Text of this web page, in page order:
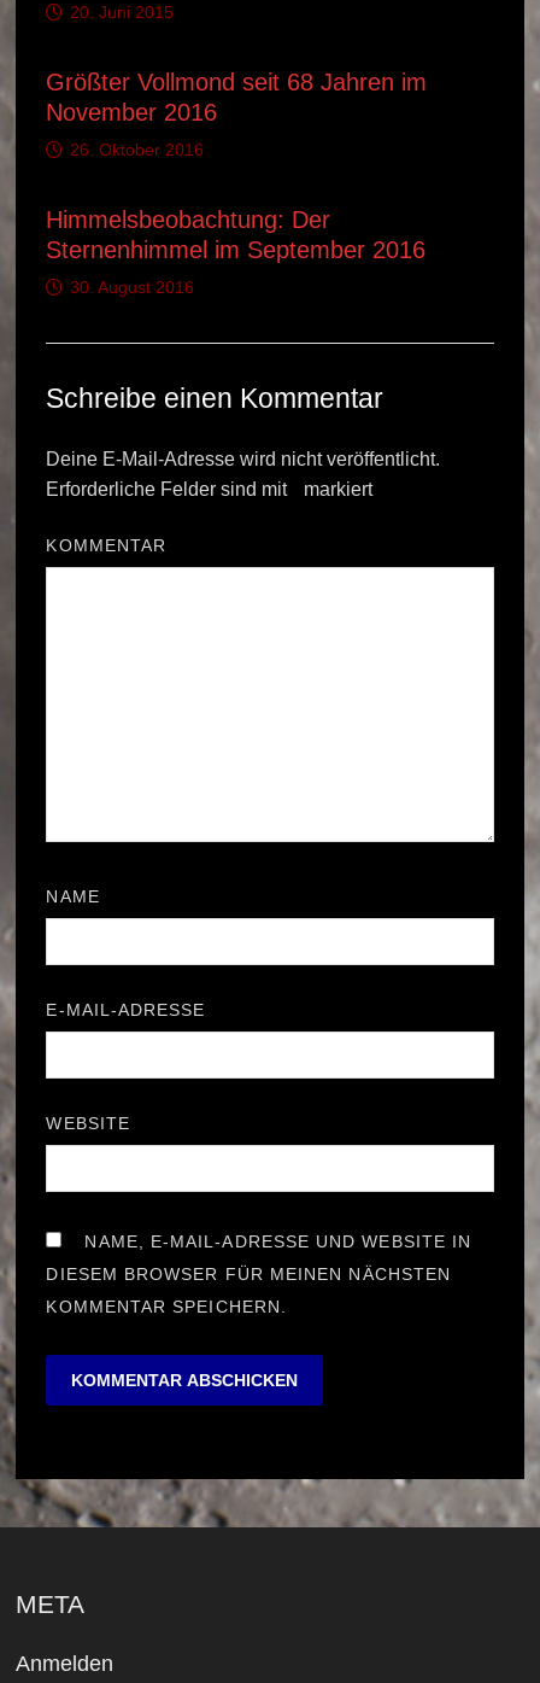
20. Juni 2015
Größter Vollmond seit 68 Jahren im
November 2016
26. Oktober 2016
Himmelsbeobachtung: Der
Sternenhimmel im September 2016
30. August 2016
Schreibe einen Kommentar
Deine E-Mail-Adresse wird nicht veröffentlicht.
Erforderliche Felder sind mit
markiert
KOMMENTAR
NAME
E-MAIL-ADRESSE
WEBSITE
NAME, E-MAIL-ADRESSE UND WEBSITE IN
DIESEM BROWSER FÜR MEINEN NÄCHSTEN
KOMMENTAR SPEICHERN.
META
Anmelden